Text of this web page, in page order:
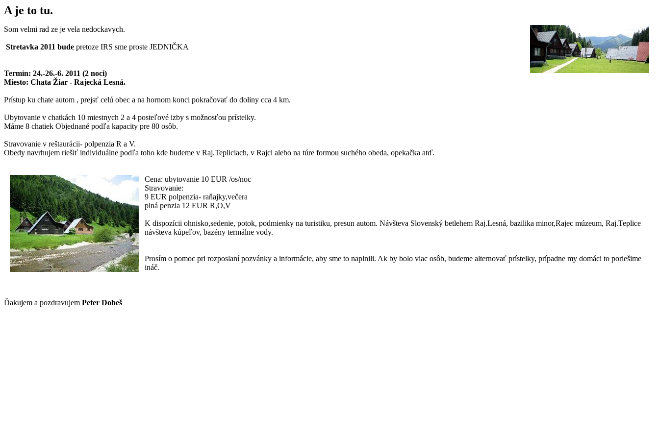
A je to tu.
Som velmi rad ze je vela nedockavych.
Stretavka 2011 bude pretoze IRS sme proste JEDNIČKA
Termín: 24.-26.-6. 2011 (2 noci)
Miesto: Chata Žiar - Rajecká Lesná.
Prístup ku chate autom , prejsť celú obec a na hornom konci pokračovať do doliny cca 4 km.
Ubytovanie v chatkách 10 miestnych 2 a 4 posteľové izby s možnosťou prístelky.
Máme 8 chatiek Objednané podľa kapacity pre 80 osôb.
Stravovanie v reštaurácii- polpenzia R a V.
Obedy navrhujem riešiť individuálne podľa toho kde budeme v Raj.Tepliciach, v Rajci alebo na túre formou suchého obeda, opekačka atď.
Cena: ubytovanie 10 EUR /os/noc
Stravovanie:
9 EUR polpenzia- raňajky,večera
plná penzia 12 EUR R,O,V
K dispozícii ohnisko,sedenie, potok, podmienky na turistiku, presun autom. Návšteva Slovenský betlehem Raj.Lesná, bazilika minor,Rajec múzeum, Raj.Teplice
návšteva kúpeľov, bazény termálne vody.
Prosím o pomoc pri rozposlaní pozvánky a informácie, aby sme to naplnili. Ak by bolo viac osôb, budeme alternovať prístelky, prípadne my domáci to poriešime
ináč.
Ďakujem a pozdravujem Peter Dobeš